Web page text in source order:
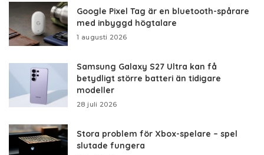
Google Pixel Tag är en bluetooth-spårare
med inbyggd högtalare
1 augusti 2026
Samsung Galaxy S27 Ultra kan få
betydligt större batteri än tidigare
modeller
28 juli 2026
Stora problem för Xbox-spelare – spel
slutade fungera